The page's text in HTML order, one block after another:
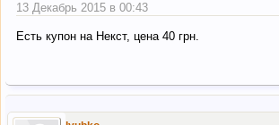
13 Декабрь 2015 в 00:43
Есть купон на Некст, цена 40 грн.